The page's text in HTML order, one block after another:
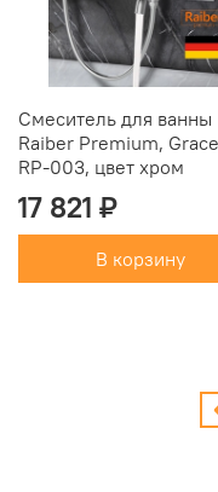
Смеситель для ванны
Raiber Premium,
RP-003, цвет хром
17 821 ₽
В корзину